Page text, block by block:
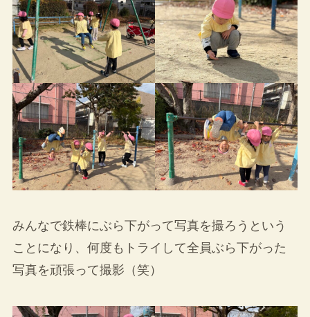
みんなで鉄棒にぶら下がって写真を撮ろうという
ことになり、何度もトライして全員ぶら下がった
写真を頑張って撮影（笑）